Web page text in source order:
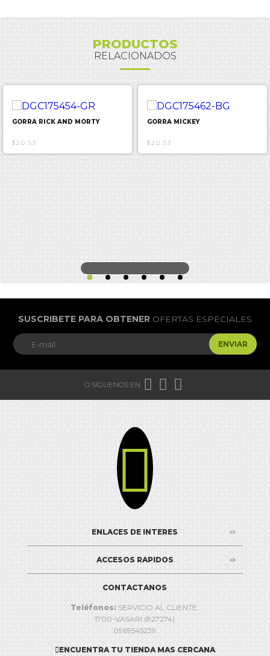
PRODUCTOS
RELACIONADOS
GORRA RICK AND MORTY
$20.53
GORRA MICKEY
$20.53
SUSCRIBETE PARA OBTENER OFERTAS ESPECIALES
ENVIAR
O SIGUENOS EN   

ENLACES DE INTERES
ACCESOS RAPIDOS
CONTACTANOS
Teléfonos: SERVICIO AL CLIENTE:
1700-VASARI (827274)
0969545239
ENCUENTRA TU TIENDA MAS CERCANA